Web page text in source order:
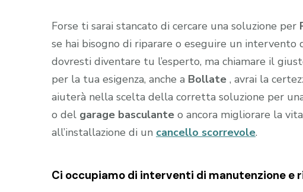
Forse ti sarai stancato di cercare una soluzione per
se hai bisogno di riparare o eseguire un
dovresti diventare tu l’esperto, ma chiamare il
per la tua esigenza, anche a Bollate , avrai la
aiuterà nella scelta della corretta soluzione per
o del garage basculante o ancora migliorare la
all’installazione di un cancello scorrevole.
Ci occupiamo di interventi di manutenzione e